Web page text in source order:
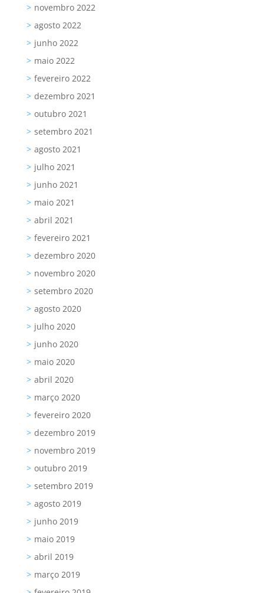
novembro 2022
agosto 2022
junho 2022
maio 2022
fevereiro 2022
dezembro 2021
outubro 2021
setembro 2021
agosto 2021
julho 2021
junho 2021
maio 2021
abril 2021
fevereiro 2021
dezembro 2020
novembro 2020
setembro 2020
agosto 2020
julho 2020
junho 2020
maio 2020
abril 2020
março 2020
fevereiro 2020
dezembro 2019
novembro 2019
outubro 2019
setembro 2019
agosto 2019
junho 2019
maio 2019
abril 2019
março 2019